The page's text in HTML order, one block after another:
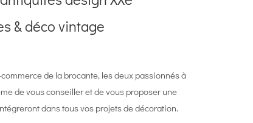
& déco vintage
de la brocante, les deux passionnés à
de vous conseiller et de vous proposer une
dans tous vos projets de décoration.